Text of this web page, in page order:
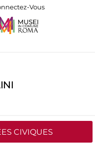
Vous
CIVIQUES